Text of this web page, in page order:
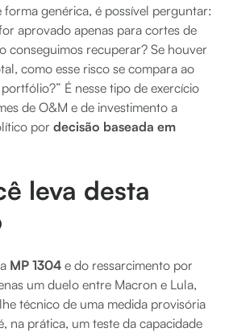
genérica, é possível perguntar:
aprovado apenas para cortes de
conseguimos recuperar? Se houver
como esse risco se compara ao
É nesse tipo de exercício
de O&M e de investimento a
por decisão baseada em
leva desta
MP 1304 e do ressarcimento por
um duelo entre Macron e Lula,
técnico de uma medida provisória
na prática, um teste da capacidade